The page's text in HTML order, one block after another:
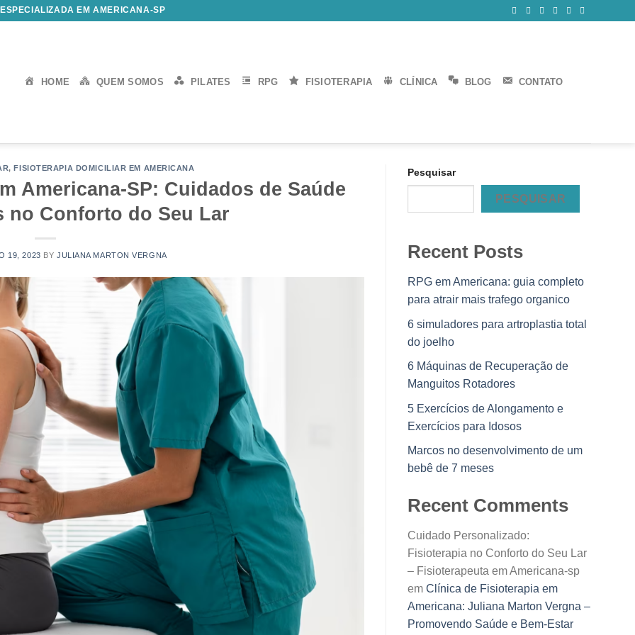
EM AMERICANA-SP
HOME QUEM SOMOS PILATES RPG FISIOTERAPIA CLÍNICA BLOG CONTATO
,FISIOTERAPIA DOMICILIAR EM AMERICANA
Americana-SP: Cuidados de Saúde
no Conforto do Seu Lar
19, 2023 BY JULIANA MARTON VERGNA
Pesquisar
PESQUISAR
Recent Posts
RPG em Americana: guia completo
para atrair mais trafego organico
6 simuladores para artroplastia total
do joelho
6 Máquinas de Recuperação de
Manguitos Rotadores
5 Exercícios de Alongamento e
Exercícios para Idosos
Marcos no desenvolvimento de um
bebê de 7 meses
Recent Comments
Cuidado Personalizado:
Fisioterapia no Conforto do Seu Lar
– Fisioterapeuta em Americana-sp
em Clínica de Fisioterapia em
Americana: Juliana Marton Vergna –
Promovendo Saúde e Bem-Estar